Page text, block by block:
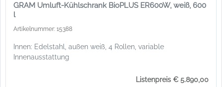
GRAM Umluft-Kühlschrank BioPLUS ER600W, weiß, 600
l
Artikelnummer: 15388
Innen: Edelstahl, außen weiß, 4 Rollen, variable
Innenausstattung
Listenpreis € 5.890,00